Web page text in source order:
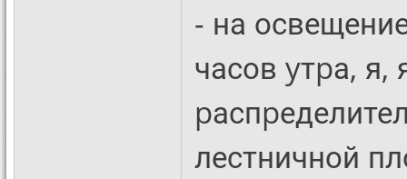
- на
часов yтpа, я,
лестничной